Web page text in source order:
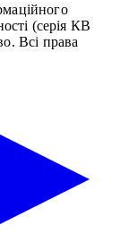
(серія КВ
Всі права